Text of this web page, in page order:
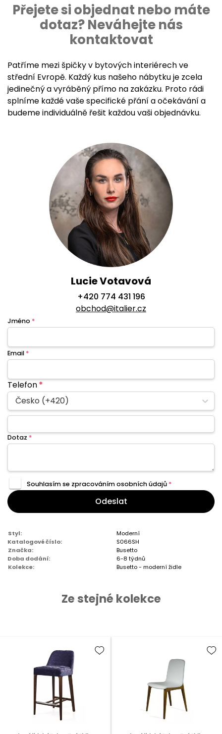
Přejete si objednat nebo máte
dotaz? Neváhejte nás
kontaktovat
Patříme mezi špičky v bytových interiérech ve
střední Evropě. Každý kus našeho nábytku je zcela
jedinečný a vyráběný přímo na zakázku. Proto rádi
splníme každé vaše specifické přání a očekávání a
budeme individuálně řešit každou vaši objednávku.
Lucie Votavová
+420 774 431 196
obchod@italier.cz
Jméno *
Email *
Telefon*
Česko (+420)
Dotaz *
Souhlasím se zpracovánímosobních údajů *
Odeslat
Styl:
Moderní
Katalogové číslo:
S066SH
Značka:
Busetto
Doba dodání:
6-8 týdnů
Kolekce:
Busetto - moderní židle
Ze stejné kolekce